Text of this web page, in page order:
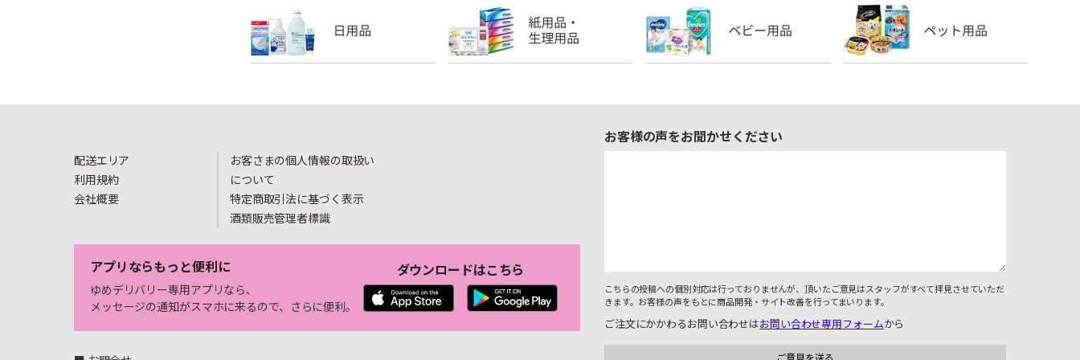
配送エリア
利用規約
会社概要
お客さまの個人情報の取扱い
について
特定商取引法に基づく表示
酒類販売管理者標識
アプリならもっと便利に
ゆめデリバリー専用アプリなら、
メッセージの通知がスマホに来るので、さらに便利。
ダウンロードはこちら
お客様の声をお聞かせください
こちらの投稿への個別対応は行っておりませんが、頂いたご意見はスタッフがすべて拝見させていただ
きます。お客様の声をもとに商品開発・サイト改善を行ってまいります。
ご注文にかかわるお問い合わせはお問い合わせ専用フォームから